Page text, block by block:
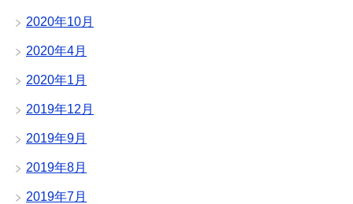
2020年10月
2020年4月
2020年1月
2019年12月
2019年9月
2019年8月
2019年7月